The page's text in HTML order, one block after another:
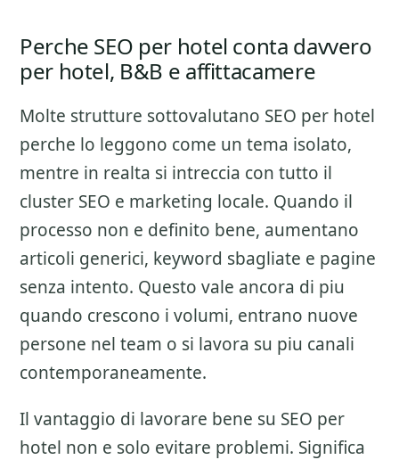
Perche SEO per hotel conta davvero
per hotel, B&B e affittacamere
Molte strutture sottovalutano SEO per hotel
perche lo leggono come un tema isolato,
mentre in realta si intreccia con tutto il
cluster SEO e marketing locale. Quando il
processo non e definito bene, aumentano
articoli generici, keyword sbagliate e pagine
senza intento. Questo vale ancora di piu
quando crescono i volumi, entrano nuove
persone nel team o si lavora su piu canali
contemporaneamente.
Il vantaggio di lavorare bene su SEO per
hotel non e solo evitare problemi. Significa